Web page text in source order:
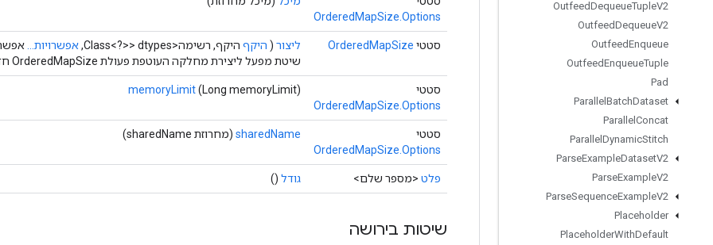
OutfeedDequeueTupleV2
OutfeedDequeueV2
OutfeedEnqueue
OutfeedEnqueueTuple
Pad
Parallel BatchDataset
Parallel Concat
Parallel DynamicStitch
ParseExampleDatasetV2
ParseExampleV2
ParseSequenceExampleV2
Placeholder
PlaceholderWithDefault
OrderedMapSize.Options
סטטי OrderedMapSize ליצור ( היקף היקף, רשימה<Class<?>> dtypes, אפשרויות...
שיטת מפעל ליצירת מחלקה העוטפת פעולת OrderedMapSize חדשה.
סטטי
OrderedMapSize.Options
memoryLimit(Long memoryLimit)
סטטי
OrderedMapSize.Options
sharedName (מחרוזת sharedName)
פלט <מספר שלם> גודל ()
שיטות בירושה